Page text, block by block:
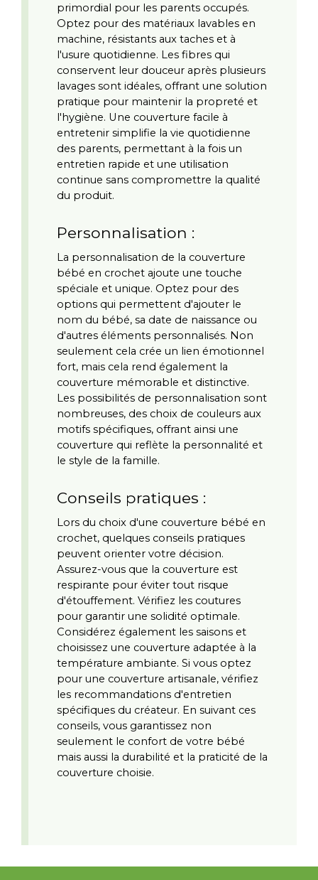
primordial pour les parents occupés.
Optez pour des matériaux lavables en
machine, résistants aux taches et à
l'usure quotidienne. Les fibres qui
conservent leur douceur après plusieurs
lavages sont idéales, offrant une solution
pratique pour maintenir la propreté et
l'hygiène. Une couverture facile à
entretenir simplifie la vie quotidienne
des parents, permettant à la fois un
entretien rapide et une utilisation
continue sans compromettre la qualité
du produit.
Personnalisation :
La personnalisation de la couverture
bébé en crochet ajoute une touche
spéciale et unique. Optez pour des
options qui permettent d'ajouter le
nom du bébé, sa date de naissance ou
d'autres éléments personnalisés. Non
seulement cela crée un lien émotionnel
fort, mais cela rend également la
couverture mémorable et distinctive.
Les possibilités de personnalisation sont
nombreuses, des choix de couleurs aux
motifs spécifiques, offrant ainsi une
couverture qui reflète la personnalité et
le style de la famille.
Conseils pratiques :
Lors du choix d'une couverture bébé en
crochet, quelques conseils pratiques
peuvent orienter votre décision.
Assurez-vous que la couverture est
respirante pour éviter tout risque
d'étouffement. Vérifiez les coutures
pour garantir une solidité optimale.
Considérez également les saisons et
choisissez une couverture adaptée à la
température ambiante. Si vous optez
pour une couverture artisanale, vérifiez
les recommandations d'entretien
spécifiques du créateur. En suivant ces
conseils, vous garantissez non
seulement le confort de votre bébé
mais aussi la durabilité et la praticité de la
couverture choisie.